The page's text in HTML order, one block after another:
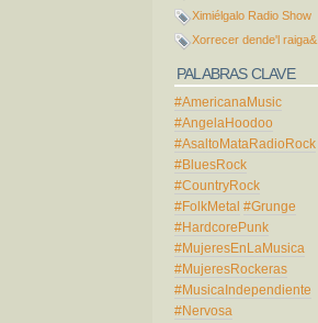
Ximiélgalo Radio Show
Xorrecer dende'l raiga&
PALABRAS CLAVE
#AmericanaMusic
#AngelaHoodoo
#AsaltoMataRadioRock
#BluesRock
#CountryRock
#FolkMetal #Grunge
#HardcorePunk
#MujeresEnLaMusica
#MujeresRockeras
#MusicaIndependiente
#Nervosa